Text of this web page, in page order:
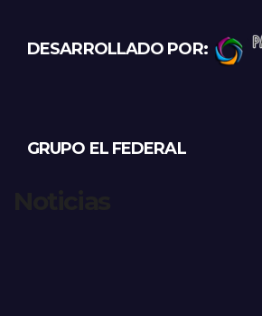
DESARROLLADO POR:
GRUPO EL FEDERAL